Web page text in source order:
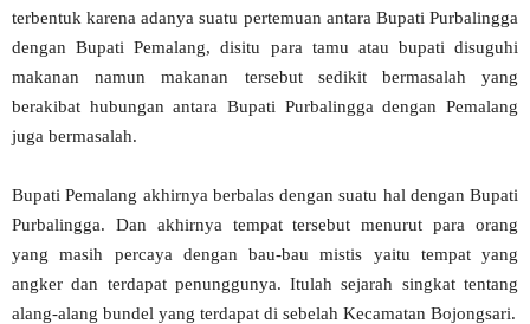
terbentuk karena adanya suatu pertemuan antara Bupati Purbalingga
dengan Bupati Pemalang, disitu para tamu atau bupati disuguhi
makanan namun makanan tersebut sedikit bermasalah yang
berakibat hubungan antara Bupati Purbalingga dengan Pemalang
juga bermasalah.
Bupati Pemalang akhirnya berbalas dengan suatu hal dengan Bupati
Purbalingga. Dan akhirnya tempat tersebut menurut para orang
yang masih percaya dengan bau-bau mistis yaitu tempat yang
angker dan terdapat penunggunya. Itulah sejarah singkat tentang
alang-alang bundel yang terdapat di sebelah Kecamatan Bojongsari.